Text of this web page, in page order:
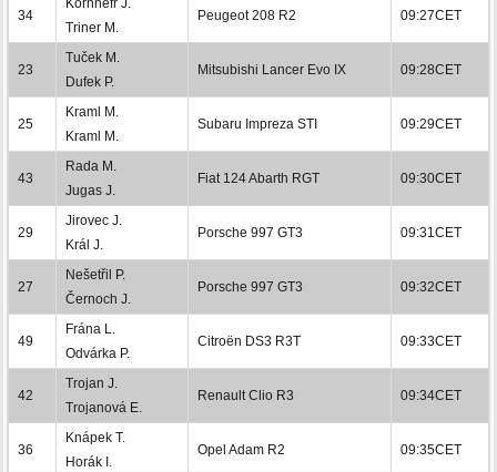
34
Kornhefr J.
Triner M.
Peugeot 208 R2 09:27CET
23
Tuček M.
Dufek P.
Mitsubishi Lancer Evo IX 09:28CET
25
Kraml M.
Kraml M.
Subaru Impreza STI 09:29CET
43
Rada M.
Jugas J.
Fiat 124 Abarth RGT 09:30CET
29
Jirovec J.
Král J.
Porsche 997 GT3 09:31CET
27
Nešetřil P.
Černoch J.
Porsche 997 GT3 09:32CET
49
Frána L.
Odvárka P.
Citroën DS3 R3T 09:33CET
42
Trojan J.
Trojanová E.
Renault Clio R3 09:34CET
36
Knápek T.
Horák I.
Opel Adam R2 09:35CET